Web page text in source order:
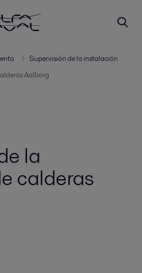
Supervisión de la instalación
Aalborg
la
calderas